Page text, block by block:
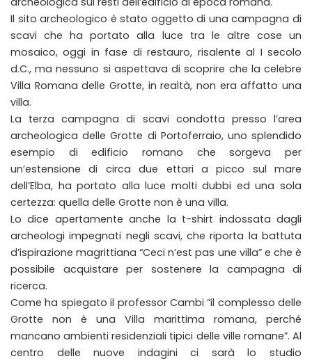
Il sito archeologico è stato oggetto di una campagna di
scavi che ha portato alla luce tra le altre cose un
mosaico, oggi in fase di restauro, risalente al I secolo
d.C., ma nessuno si aspettava di scoprire che la celebre
Villa Romana delle Grotte, in realtà, non era affatto una
villa.
La terza campagna di scavi condotta presso l’area
archeologica delle Grotte di Portoferraio, uno splendido
esempio di edificio romano che sorgeva per
un’estensione di circa due ettari a picco sul mare
dell’Elba, ha portato alla luce molti dubbi ed una sola
certezza: quella delle Grotte non è una villa.
Lo dice apertamente anche la t-shirt indossata dagli
archeologi impegnati negli scavi, che riporta la battuta
d’ispirazione magrittiana “Ceci n’est pas une villa” e che è
possibile acquistare per sostenere la campagna di
ricerca.
Come ha spiegato il professor Cambi “il complesso delle
Grotte non è una Villa marittima romana, perché
mancano ambienti residenziali tipici delle ville romane”. Al
centro delle nuove indagini ci sarà lo studio